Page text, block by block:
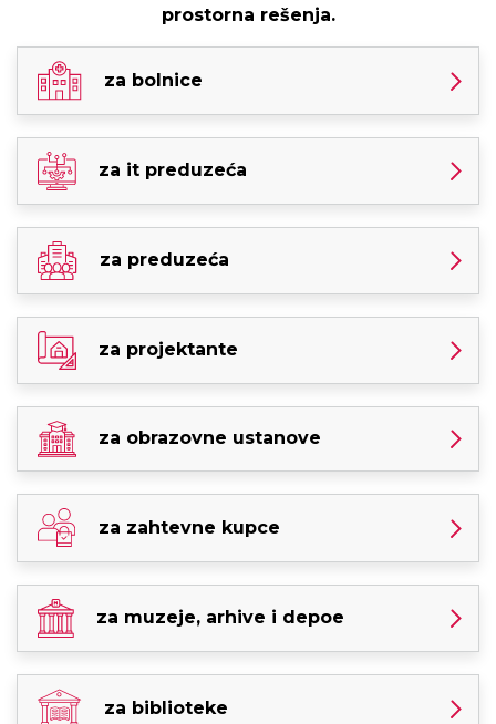
prostorna rešenja.
za bolnice
za it preduzeća
za preduzeća
za projektante
za obrazovne ustanove
za zahtevne kupce
za muzeje, arhive i depoe
za biblioteke